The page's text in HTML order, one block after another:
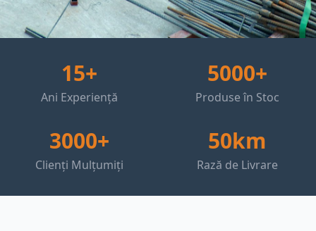
15+
Ani Experiență
5000+
Produse în Stoc
3000+
Clienți Mulțumiți
50km
Rază de Livrare